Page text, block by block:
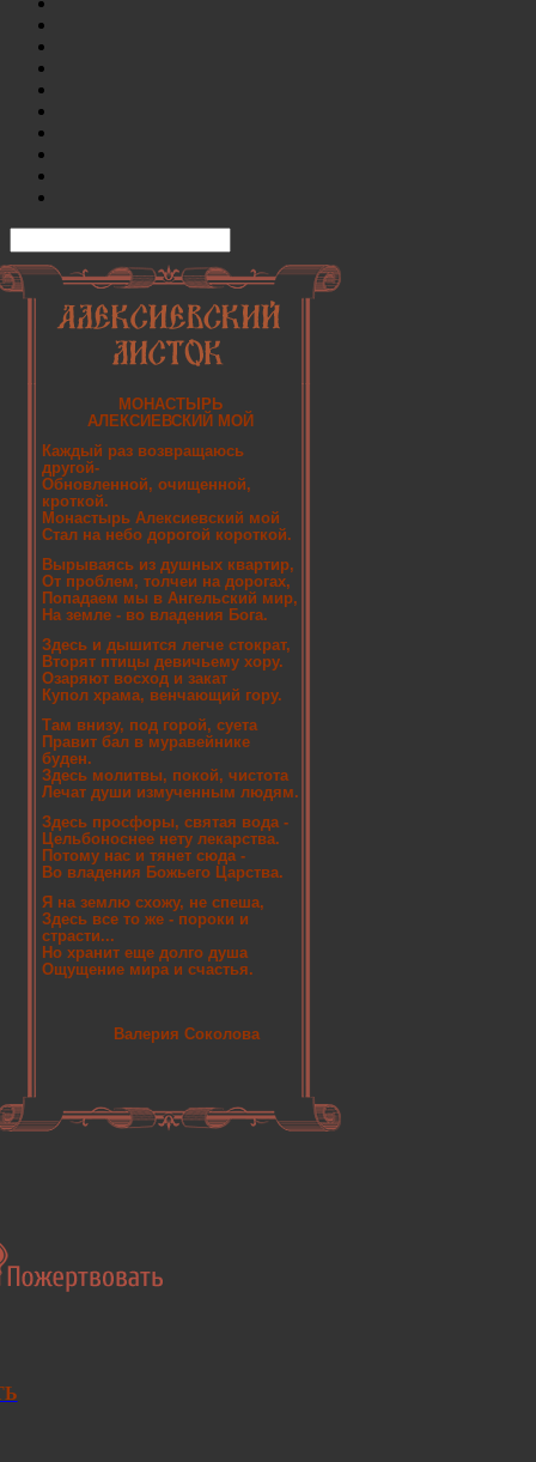
МОНАСТЫРЬ
АЛЕКСИЕВСКИЙ МОЙ
Каждый раз возвращаюсь
другой-
Обновленной, очищенной,
кроткой.
Монастырь Алексиевский мой
Стал на небо дорогой короткой.
Вырываясь из душных квартир,
От проблем, толчеи на дорогах,
Попадаем мы в Ангельский мир,
На земле - во владения Бога.
Здесь и дышится легче стократ,
Вторят птицы девичьему хору.
Озаряют восход и закат
Купол храма, венчающий гору.
Там внизу, под горой, суета
Правит бал в муравейнике
буден.
Здесь молитвы, покой, чистота
Лечат души измученным людям.
Здесь просфоры, святая вода -
Цельбоноснее нету лекарства.
Потому нас и тянет сюда -
Во владения Божьего Царства.
Я на землю схожу, не спеша,
Здесь все то же - пороки и
страсти...
Но хранит еще долго душа
Ощущение мира и счастья.
Валерия Соколова